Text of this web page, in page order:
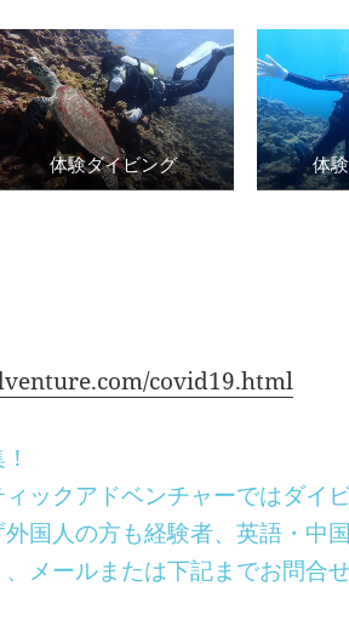
体験ダイビング 体
covid19.html
ックアドベンチャーではダイ
国人の方も経験者、英語・中
メールまたは下記までお問合せ